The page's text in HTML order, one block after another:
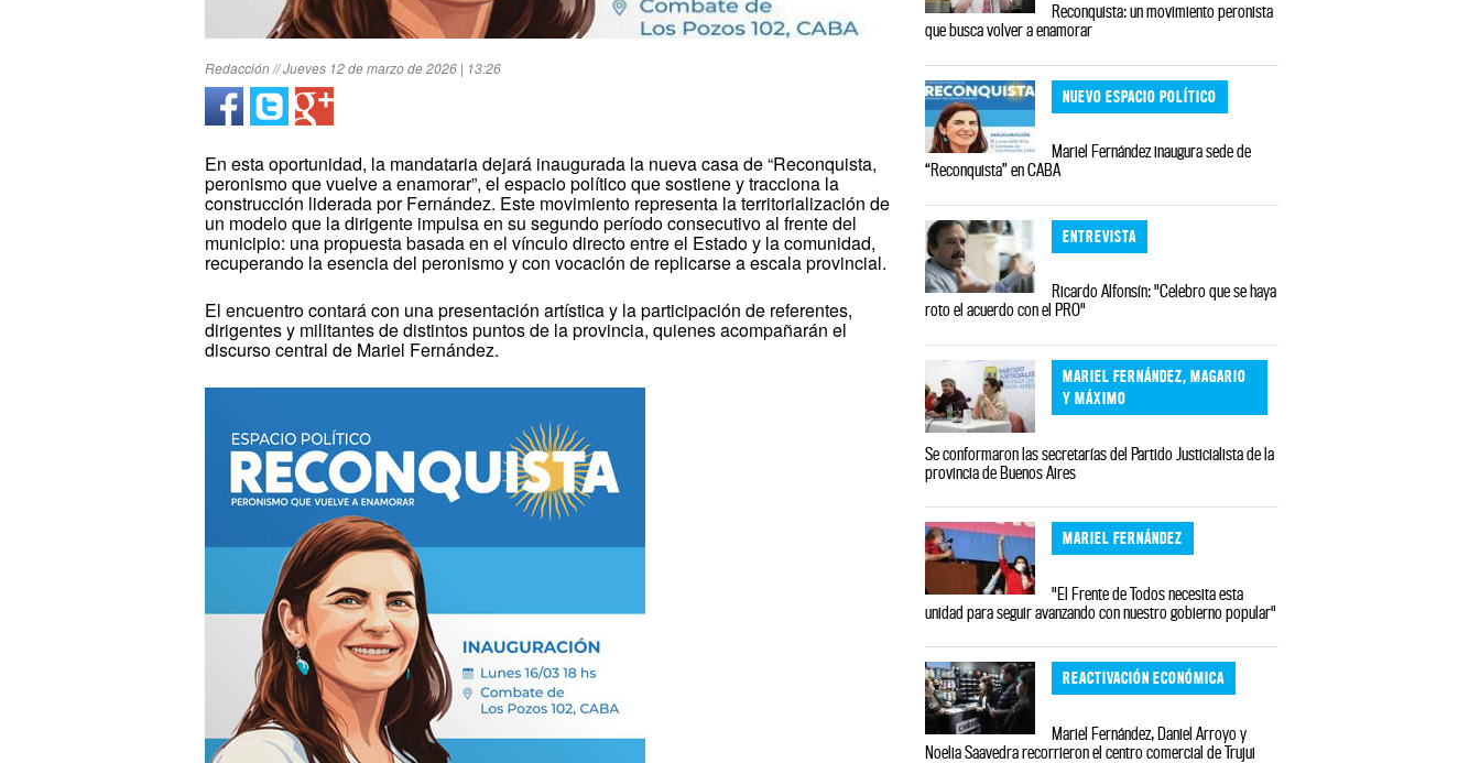
Redacción // Jueves 12 de marzo de 2026 | 13:26
En esta oportunidad, la mandataria dejará inaugurada la nueva casa de “Reconquista,
peronismo que vuelve a enamorar”, el espacio político que sostiene y tracciona la
construcción liderada por Fernández. Este movimiento representa la territorialización de
un modelo que la dirigente impulsa en su segundo período consecutivo al frente del
municipio: una propuesta basada en el vínculo directo entre el Estado y la comunidad,
recuperando la esencia del peronismo y con vocación de replicarse a escala provincial.
El encuentro contará con una presentación artística y la participación de referentes,
dirigentes y militantes de distintos puntos de la provincia, quienes acompañarán el
discurso central de Mariel Fernández.
Reconquista: un movimiento peronista
que busca volver a enamorar
NUEVO ESPACIO POLÍTICO
Mariel Fernández inaugura sede de
“Reconquista” en CABA
ENTREVISTA
Ricardo Alfonsín: "Celebro que se haya
roto el acuerdo con el PRO"
MARIEL FERNÁNDEZ, MAGARIO
Y MÁXIMO
Se conformaron las secretarías del Partido Justicialista de la
provincia de Buenos Aires
MARIEL FERNÁNDEZ
"El Frente de Todos necesita esta
unidad para seguir avanzando con nuestro gobierno popular"
REACTIVACIÓN ECONÓMICA
Mariel Fernández, Daniel Arroyo y
Noelia Saavedra recorrieron el centro comercial de Trujui